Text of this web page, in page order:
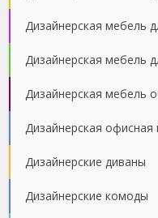
Дизайнерская мебель
Дизайнерская мебель
Дизайнерская мебель
Дизайнерская офисная
Дизайнерские диваны
Дизайнерские комоды